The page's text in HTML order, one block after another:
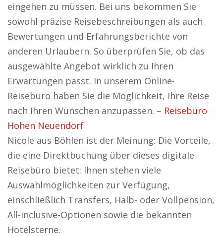
eingehen zu müssen. Bei uns bekommen Sie
sowohl präzise Reisebeschreibungen als auch
Bewertungen und Erfahrungsberichte von
anderen Urlaubern. So überprüfen Sie, ob das
ausgewählte Angebot wirklich zu Ihren
Erwartungen passt. In unserem Online-
Reisebüro haben Sie die Möglichkeit, Ihre Reise
nach Ihren Wünschen anzupassen. – Reisebüro
Hohen Neuendorf
Nicole aus Böhlen ist der Meinung: Die Vorteile,
die eine Direktbuchung über dieses digitale
Reisebüro bietet: Ihnen stehen viele
Auswahlmöglichkeiten zur Verfügung,
einschließlich Transfers, Halb- oder Vollpension,
All-inclusive-Optionen sowie die bekannten
Hotelsterne.